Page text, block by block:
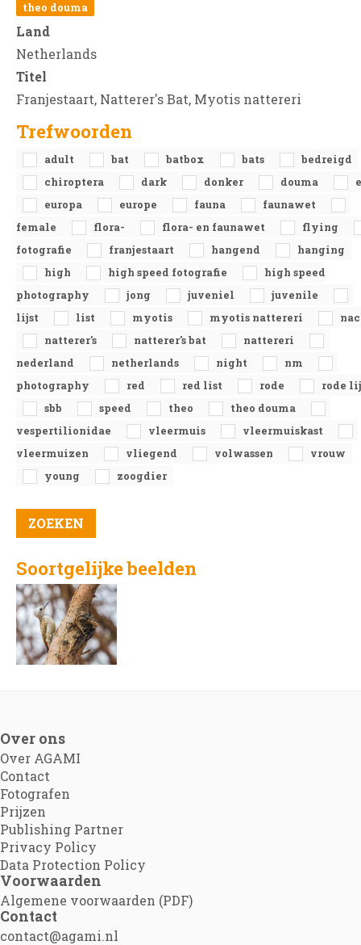
theo douma
Land
Netherlands
Titel
Franjestaart, Natterer's Bat, Myotis nattereri
Trefwoorden
adult bat batbox bats
bedreigd
chiroptera
dark donker douma
europa
europe fauna
faunawet
female
flora- flora- en faunawet
flying
fotografie
franjestaart hangend
hanging
high
high speed fotografie
high speed
photography
jong juveniel
juvenile
lijst
list myotis myotis nattereri
natterer's
natterer's bat
nattereri
nederland
netherlands night
nm
photography
red red list rode
rode
sbb
speed theo
theo douma
vespertilionidae
vleermuis
vleermuiskast
vleermuizen
vliegend volwassen
vrouw
young
zoogdier
Soortgelijke beelden
Over ons
Over AGAMI
Contact
Fotografen
Prijzen
Publishing Partner
Privacy Policy
Data Protection Policy
Voorwaarden
Algemene voorwaarden (PDF)
Contact
contact@agami.nl